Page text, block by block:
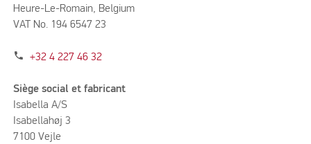
Heure-Le-Romain, Belgium
VAT No. 194 6547 23
phone +32 4 227 46 32
Siège social et fabricant
Isabella A/S
Isabellahøj 3
7100 Vejle